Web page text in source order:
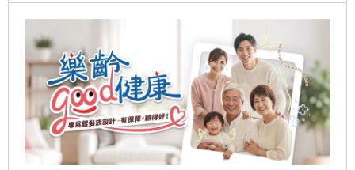
司快速協助停權帳號的復權作業，已有多個媒體與不分
黨派公眾人士帳號皆已陸續取回。